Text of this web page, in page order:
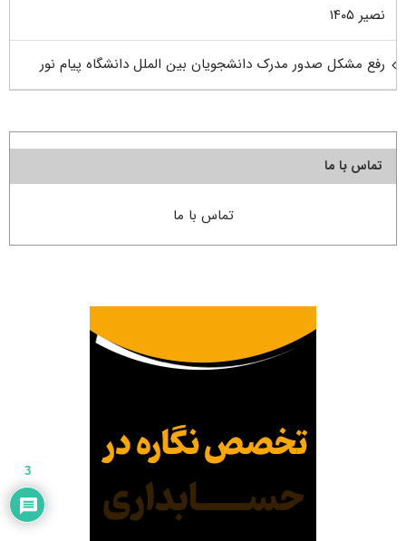
نصیر ۱۴۰۵
رفع مشکل صدور مدرک دانشجویان بین الملل دانشگاه پیام نور
تماس با ما
تماس با ما
3